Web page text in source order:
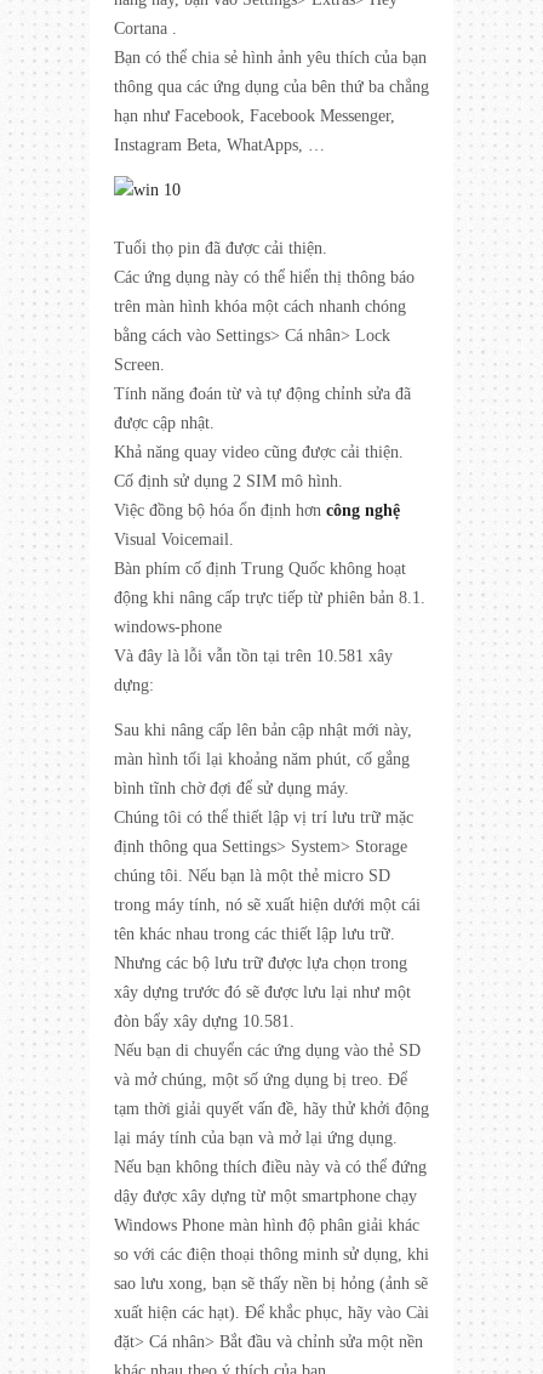
Cortana .
Bạn có thể chia sẻ hình ảnh yêu thích của bạn
thông qua các ứng dụng của bên thứ ba chẳng
hạn như Facebook, Facebook Messenger,
Instagram Beta, WhatApps, …
Tuổi thọ pin đã được cải thiện.
Các ứng dụng này có thể hiển thị thông báo
trên màn hình khóa một cách nhanh chóng
bằng cách vào Settings> Cá nhân> Lock
Screen.
Tính năng đoán từ và tự động chỉnh sửa đã
được cập nhật.
Khả năng quay video cũng được cải thiện.
Cố định sử dụng 2 SIM mô hình.
Việc đồng bộ hóa ổn định hơn công nghệ
Visual Voicemail.
Bàn phím cố định Trung Quốc không hoạt
động khi nâng cấp trực tiếp từ phiên bản 8.1.
windows-phone
Và đây là lỗi vẫn tồn tại trên 10.581 xây
dựng:
Sau khi nâng cấp lên bản cập nhật mới này,
màn hình tối lại khoảng năm phút, cố gắng
bình tĩnh chờ đợi để sử dụng máy.
Chúng tôi có thể thiết lập vị trí lưu trữ mặc
định thông qua Settings> System> Storage
chúng tôi. Nếu bạn là một thẻ micro SD
trong máy tính, nó sẽ xuất hiện dưới một cái
tên khác nhau trong các thiết lập lưu trữ.
Nhưng các bộ lưu trữ được lựa chọn trong
xây dựng trước đó sẽ được lưu lại như một
đòn bẩy xây dựng 10.581.
Nếu bạn di chuyển các ứng dụng vào thẻ SD
và mở chúng, một số ứng dụng bị treo. Để
tạm thời giải quyết vấn đề, hãy thử khởi động
lại máy tính của bạn và mở lại ứng dụng.
Nếu bạn không thích điều này và có thể đứng
dậy được xây dựng từ một smartphone chạy
Windows Phone màn hình độ phân giải khác
so với các điện thoại thông minh sử dụng, khi
sao lưu xong, bạn sẽ thấy nền bị hỏng (ảnh sẽ
xuất hiện các hạt). Để khắc phục, hãy vào Cài
đặt> Cá nhân> Bắt đầu và chỉnh sửa một nền